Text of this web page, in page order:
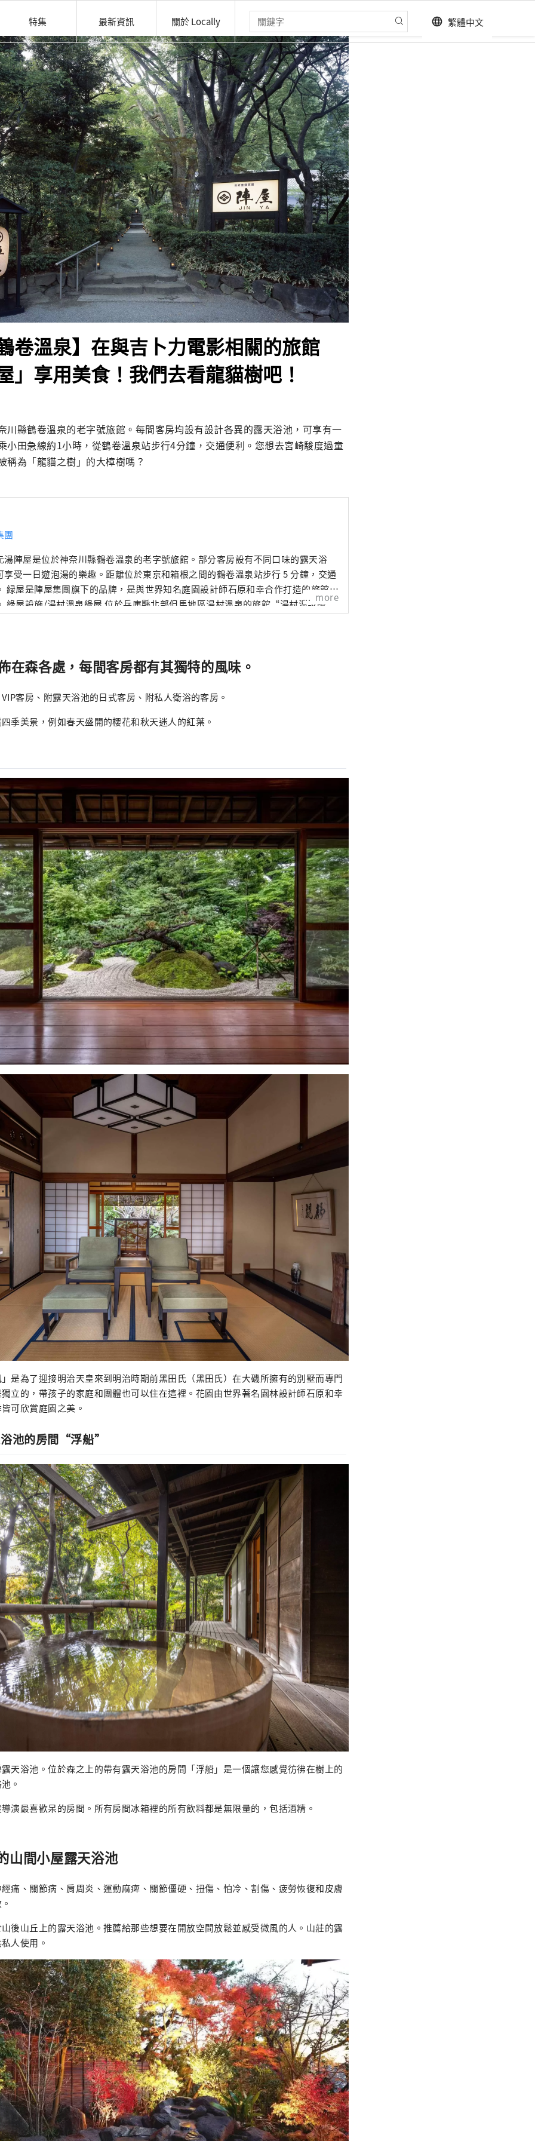
特集 最新資訊 關於 Locally language 繁體中文
卷溫泉】在與吉卜力電影相關的旅館
」享用美食！我們去看龍貓樹吧！
川縣鶴卷溫泉的老字號旅館。每間客房均設有設計各異的露天浴池，可享有一
小田急線約1小時，從鶴卷溫泉站步行4分鐘，交通便利。您想去宮崎駿度過童
稱為「龍貓之樹」的大樟樹嗎？
團
湯陣屋是位於神奈川縣鶴卷溫泉的老字號旅館。部分客房設有不同口味的露天浴
享受一日遊泡湯的樂趣。距離位於東京和箱根之間的鶴卷溫泉站步行 5 分鐘，交通
兼
綠屋設施/湯村溫泉綠屋 位於兵庫縣北部但馬地區湯村溫泉的旅館“湯村溫泉綠
放心地放鬆。 官方網站：https://www.midoriya-ryokan.jp/yumura/
林設計師石原和幸之監修。再現了石原先生在英國切爾西花展上獲得金牌的花園。
景。提供時令懷石料理晚餐。在綠樹環繞的空間中享受極致的放鬆時光。不僅適合
地旅館的管理改革和地區振興做出貢獻。 ■陣屋連結業務 飯店、旅館雲端應用程
發、銷售和支持
https://www.jinya-connect.com/
■Satoyama Connect 業務
面的IT 解決方案，以實現團結該地區的酒店業。https://satoyama.jinya-
more
在森各處，每間客房都有其獨特的風味。
客房、附露天浴池的日式客房、附私人衛浴的客房。
季美景，例如春天盛開的櫻花和秋天迷人的紅葉。
是為了迎接明治天皇來到明治時期前黑田氏（黑田氏）在大磯所擁有的別墅而專門
立的，帶孩子的家庭和團體也可以住在這裡。花園由世界著名園林設計師石原和幸
可欣賞庭園之美。
池的房間“浮船”
天浴池。位於森之上的帶有露天浴池的房間「浮船」是一個讓您感覺彷彿在樹上的
。
演最喜歡呆的房間。所有房間冰箱裡的所有飲料都是無限量的，包括酒精。
山間小屋露天浴池
痛、關節病、肩周炎、運動麻痺、關節僵硬、扭傷、怕冷、割傷、疲勞恢復和皮膚
後山丘上的露天浴池。推薦給那些想要在開放空間放鬆並感受微風的人。山莊的露
人使用。